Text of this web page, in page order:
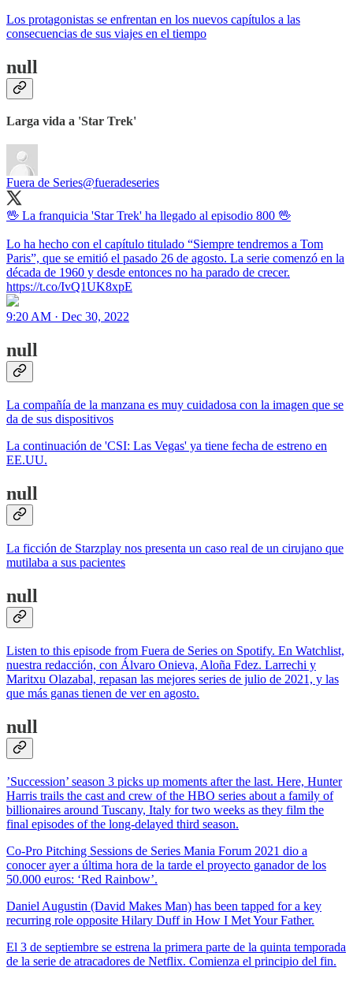
Los protagonistas se enfrentan en los nuevos capítulos a las
consecuencias de sus viajes en el tiempo
null
Larga vida a 'Star Trek'
Fuera de Series@fueradeseries
🖖 La franquicia 'Star Trek' ha llegado al episodio 800 🖖
Lo ha hecho con el capítulo titulado “Siempre tendremos a Tom
Paris”, que se emitió el pasado 26 de agosto. La serie comenzó en la
década de 1960 y desde entonces no ha parado de crecer.
https://t.co/IvQ1UK8xpE
9:20 AM · Dec 30, 2022
null
La compañía de la manzana es muy cuidadosa con la imagen que se
da de sus dispositivos
La continuación de 'CSI: Las Vegas' ya tiene fecha de estreno en
EE.UU.
null
La ficción de Starzplay nos presenta un caso real de un cirujano que
mutilaba a sus pacientes
null
Listen to this episode from Fuera de Series on Spotify. En Watchlist,
nuestra redacción, con Álvaro Onieva, Aloña Fdez. Larrechi y
Maritxu Olazabal, repasan las mejores series de julio de 2021, y las
que más ganas tienen de ver en agosto.
null
’Succession’ season 3 picks up moments after the last. Here, Hunter
Harris trails the cast and crew of the HBO series about a family of
billionaires around Tuscany, Italy for two weeks as they film the
final episodes of the long-delayed third season.
Co-Pro Pitching Sessions de Series Mania Forum 2021 dio a
conocer ayer a última hora de la tarde el proyecto ganador de los
50.000 euros: ‘Red Rainbow’.
Daniel Augustin (David Makes Man) has been tapped for a key
recurring role opposite Hilary Duff in How I Met Your Father.
El 3 de septiembre se estrena la primera parte de la quinta temporada
de la serie de atracadores de Netflix. Comienza el principio del fin.